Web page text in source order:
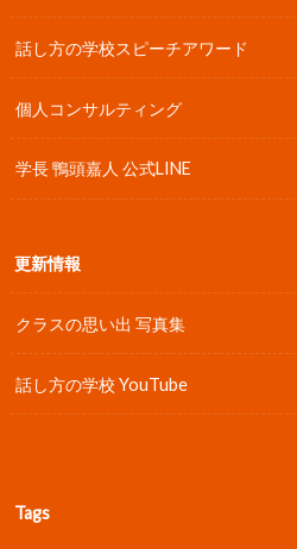
話し方の学校スピーチアワード
個人コンサルティング
学長 鴨頭嘉人 公式LINE
更新情報
クラスの思い出 写真集
話し方の学校 YouTube
Tags